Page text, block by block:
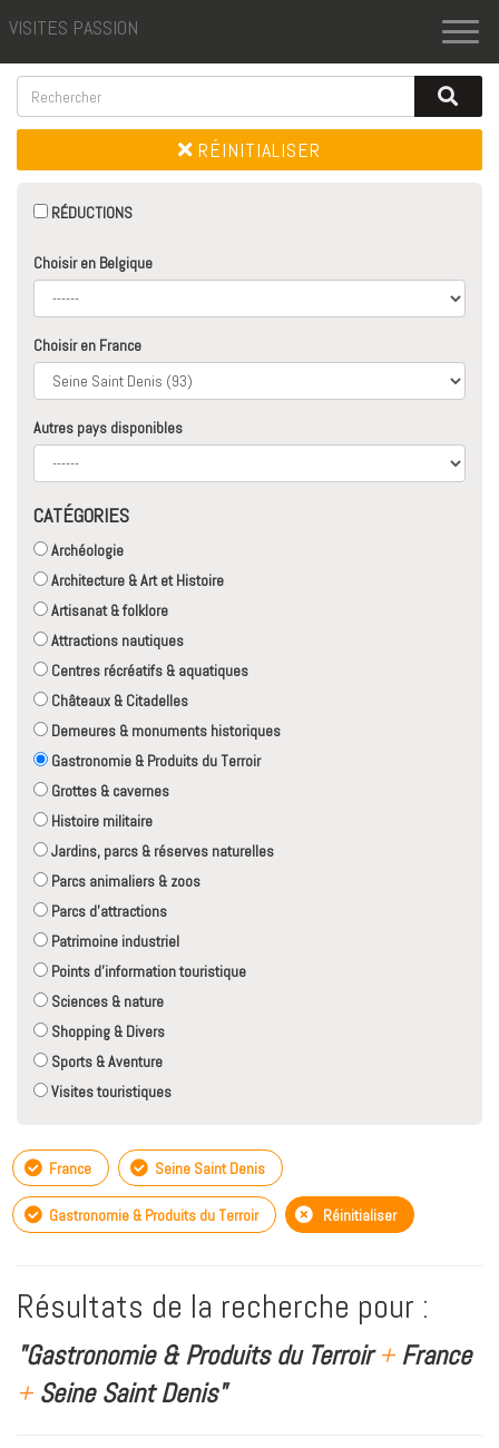
VISITES PASSION
RÉINITIALISER
RÉDUCTIONS
Choisir en Belgique
Choisir en France
Autres pays disponibles
CATÉGORIES
Archéologie
Architecture & Art et Histoire
Artisanat & folklore
Attractions nautiques
Centres récréatifs & aquatiques
Châteaux & Citadelles
Demeures & monuments historiques
Gastronomie & Produits du Terroir
Grottes & cavernes
Histoire militaire
Jardins, parcs & réserves naturelles
Parcs animaliers & zoos
Parcs d'attractions
Patrimoine industriel
Points d'information touristique
Sciences & nature
Shopping & Divers
Sports & Aventure
Visites touristiques
France Seine Saint Denis
Gastronomie & Produits du Terroir Réinitialiser
Résultats de la recherche pour :
"Gastronomie & Produits du Terroir+France
+Seine Saint Denis"